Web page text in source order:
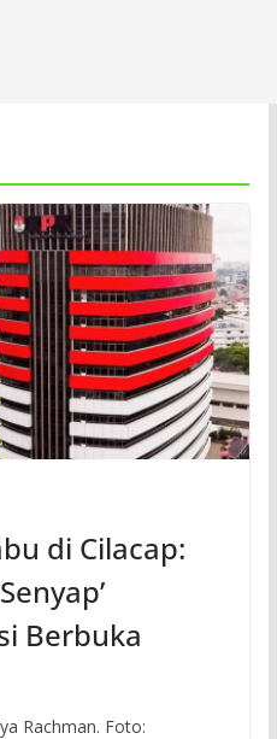
di Cilacap:
Berbuka
Rachman. Foto: